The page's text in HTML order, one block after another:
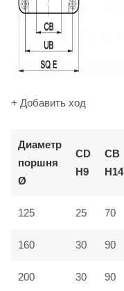
+ Добавить ход
Диаметр
поршня
Ø
CD
H9
CB
H14
125 25 70
160 30 90
200 30 90